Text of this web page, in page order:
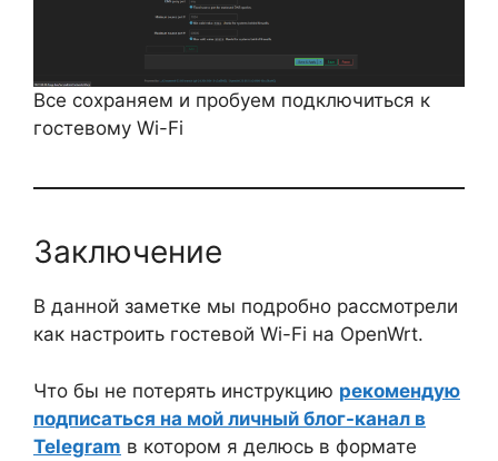
Все сохраняем и пробуем подключиться к
гостевому Wi-Fi
Заключение
В данной заметке мы подробно рассмотрели
как настроить гостевой Wi-Fi на OpenWrt.
Что бы не потерять инструкцию рекомендую
подписаться на мой личный блог-канал в
Telegram в котором я делюсь в формате